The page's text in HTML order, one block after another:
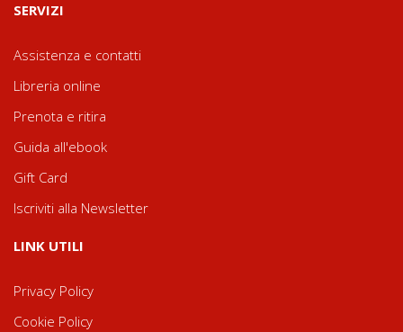
SERVIZI
Assistenza e contatti
Libreria online
Prenota e ritira
Guida all'ebook
Gift Card
Iscriviti alla Newsletter
LINK UTILI
Privacy Policy
Cookie Policy